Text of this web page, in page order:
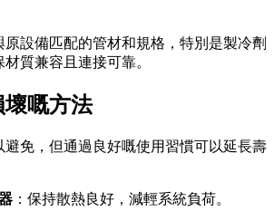
設備匹配的管材和規格，特別是製冷劑
質兼容且連接可靠。
嘅方法
避免，但通過良好嘅使用習慣可以延長壽
：保持散熱良好，減輕系統負荷。